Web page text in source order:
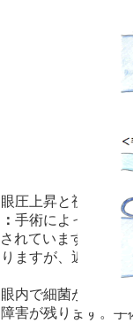
圧上昇と視力障害
手術によって眼球
れています。
ますが、近年で
内で細菌が繁殖
害が残ります。